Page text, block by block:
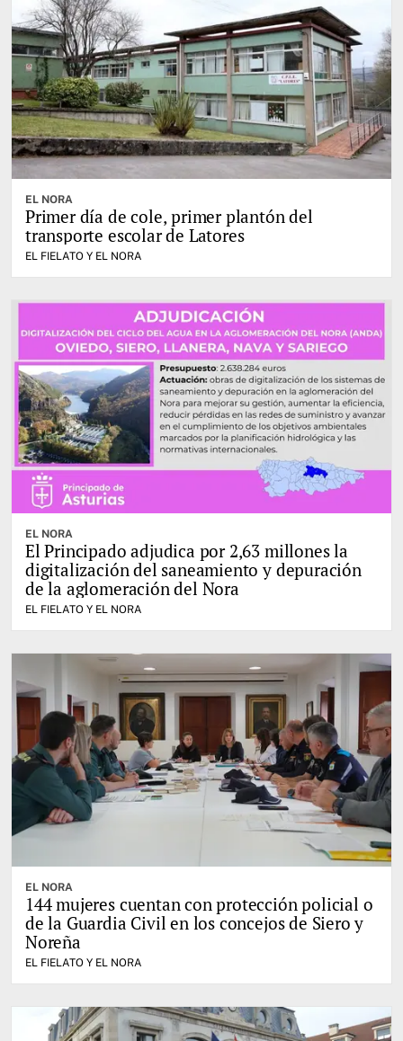
EL NORA
Primer día de cole, primer plantón del
transporte escolar de Latores
EL FIELATO Y EL NORA
EL NORA
El Principado adjudica por 2,63 millones la
digitalización del saneamiento y depuración
de la aglomeración del Nora
EL FIELATO Y EL NORA
EL NORA
144 mujeres cuentan con protección policial o
de la Guardia Civil en los concejos de Siero y
Noreña
EL FIELATO Y EL NORA